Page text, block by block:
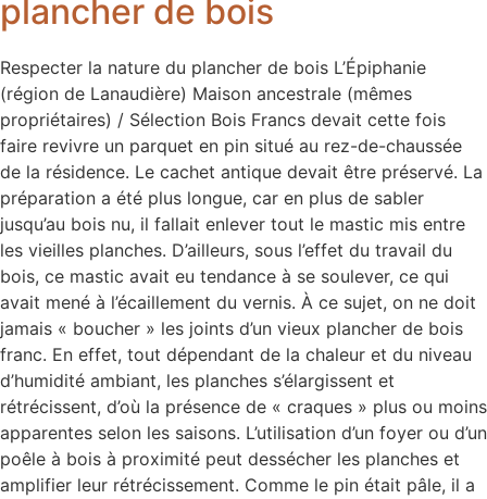
plancher de bois
Respecter la nature du plancher de bois L’Épiphanie
(région de Lanaudière) Maison ancestrale (mêmes
propriétaires) / Sélection Bois Francs devait cette fois
faire revivre un parquet en pin situé au rez-de-chaussée
de la résidence. Le cachet antique devait être préservé. La
préparation a été plus longue, car en plus de sabler
jusqu’au bois nu, il fallait enlever tout le mastic mis entre
les vieilles planches. D’ailleurs, sous l’effet du travail du
bois, ce mastic avait eu tendance à se soulever, ce qui
avait mené à l’écaillement du vernis. À ce sujet, on ne doit
jamais « boucher » les joints d’un vieux plancher de bois
franc. En effet, tout dépendant de la chaleur et du niveau
d’humidité ambiant, les planches s’élargissent et
rétrécissent, d’où la présence de « craques » plus ou moins
apparentes selon les saisons. L’utilisation d’un foyer ou d’un
poêle à bois à proximité peut dessécher les planches et
amplifier leur rétrécissement. Comme le pin était pâle, il a